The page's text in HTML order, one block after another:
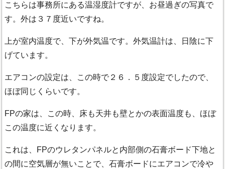
こちらは事務所にある温湿度計ですが、お昼過ぎの写真で
す。外は３７度近いですね。
上が室内温度で、下が外気温です。外気温計は、日陰に下
げています。
エアコンの設定は、この時で２６．５度設定でしたので、
ほぼ同じくらいです。
FPの家は、この時、床も天井も壁とかの表面温度も、ほぼ
この温度に近くなります。
これは、FPのウレタンパネルと内部側の石膏ボード下地と
の間に空気層が無いことで、石膏ボードにエアコンで冷や